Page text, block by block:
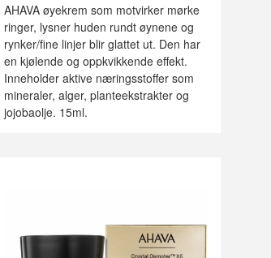
AHAVA øyekrem som motvirker mørke
ringer, lysner huden rundt øynene og
rynker/fine linjer blir glattet ut. Den har
en kjølende og oppkvikkende effekt.
Inneholder aktive næringsstoffer som
mineraler, alger, planteekstrakter og
jojobaolje. 15ml.